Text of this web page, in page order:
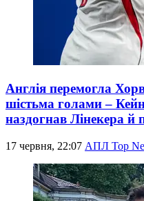
Англія перемогла
шістьма голами –
наздогнав Лінекера й
17 червня, 22:07 АПЛ Top